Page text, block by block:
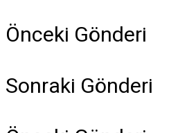
Önceki Gönderi
Sonraki Gönderi